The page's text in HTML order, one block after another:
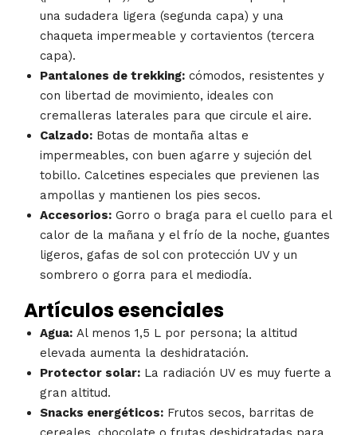
una sudadera ligera (segunda capa) y una
chaqueta impermeable y cortavientos (tercera
capa).
Pantalones de trekking: cómodos, resistentes y
con libertad de movimiento, ideales con
cremalleras laterales para que circule el aire.
Calzado: Botas de montaña altas e
impermeables, con buen agarre y sujeción del
tobillo. Calcetines especiales que previenen las
ampollas y mantienen los pies secos.
Accesorios: Gorro o braga para el cuello para el
calor de la mañana y el frío de la noche, guantes
ligeros, gafas de sol con protección UV y un
sombrero o gorra para el mediodía.
Artículos esenciales
Agua: Al menos 1,5 L por persona; la altitud
elevada aumenta la deshidratación.
Protector solar: La radiación UV es muy fuerte a
gran altitud.
Snacks energéticos: Frutos secos, barritas de